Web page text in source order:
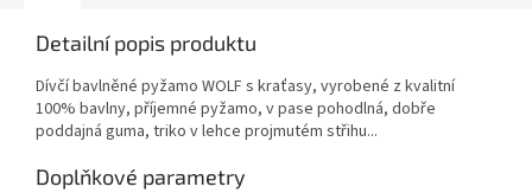
Detailní popis produktu
Dívčí bavlněné pyžamo WOLF s kraťasy, vyrobené z kvalitní
100% bavlny, příjemné pyžamo, v pase pohodlná, dobře
poddajná guma, triko v lehce projmutém střihu...
Doplňkové parametry